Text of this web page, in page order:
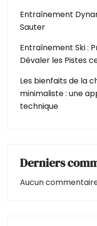
Entraînement
Sauter
Entraînement Ski :
Dévaler les Pistes
Les bienfaits de la
minimaliste : une
technique
Derniers
Aucun